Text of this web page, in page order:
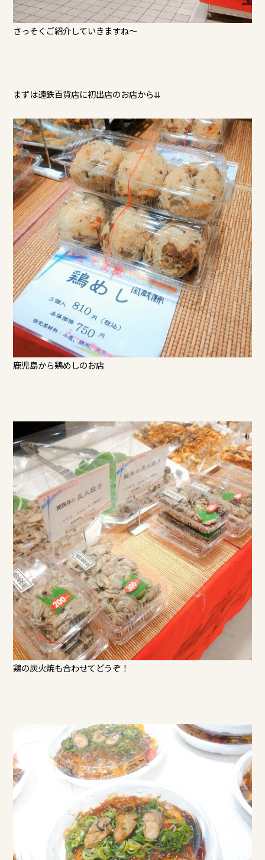
さっそくご紹介していきますね～
まずは遠鉄百貨店に初出店のお店から⇊
鹿児島から鶏めしのお店
鶏の炭火焼も合わせてどうぞ！